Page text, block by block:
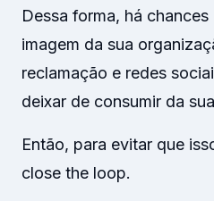
Dessa forma, há
imagem da sua
reclamação e redes
deixar de consumir da
Então, para evitar que
close the loop.